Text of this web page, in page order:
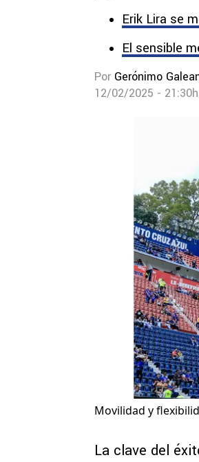
Erik Lira se
El sensible
Por Gerónimo
12/02/2025 -
Movilidad y
La clave del